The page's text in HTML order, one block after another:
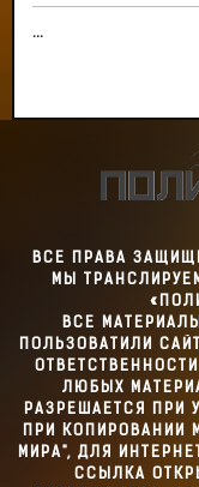
...
ВСЕ ПРАВА
МЫ
ВСЕ
ПОЛЬЗОВАТИЛИ
ЛЮБЫХ
РАЗРЕШАЕТСЯ ПРИ
ПРИ КОПИРОВАНИИ
МИРА", ДЛЯ
ССЫЛКА